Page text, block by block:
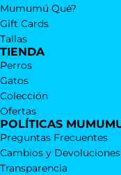
Mumumú Qué?
Gift Cards
Tallas
TIENDA
Perros
Gatos
Colección
Ofertas
POLÍTICAS
Preguntas Frecuentes
Cambios y Devoluciones
Transparencia